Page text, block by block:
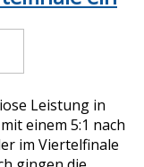
Leistung in
einem 5:1 nach
im Viertelfinale